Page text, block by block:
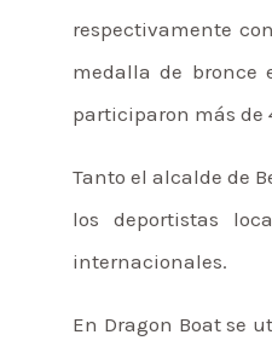
respectivamente
medalla de bronce
participaron más de
Tanto el alcalde de
los deportistas
internacionales.
En Dragon Boat se